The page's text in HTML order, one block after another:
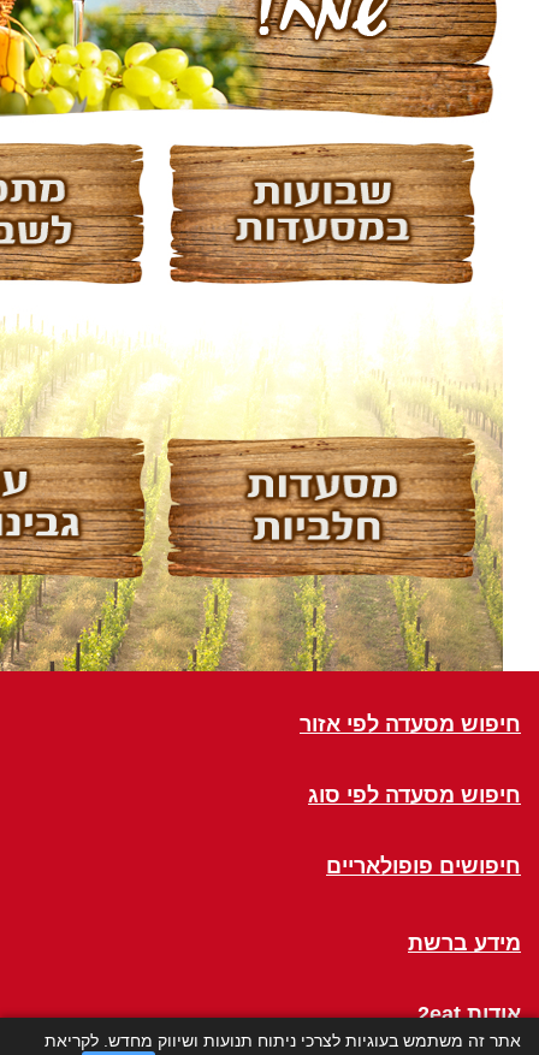
חיפוש מסעדה לפי אזור
חיפוש מסעדה לפי סוג
חיפושים פופולאריים
מידע ברשת
אודות 2eat
אתר זה משתמש בעוגיות לצרכי ניתוח תנועות ושיווק מחדש. לקריאת